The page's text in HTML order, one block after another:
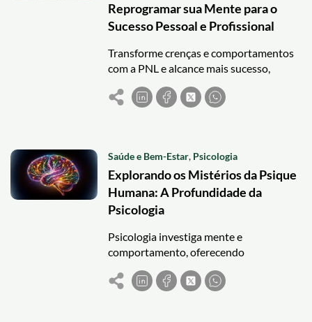
Reprogramar sua Mente para o
Sucesso Pessoal e Profissional
Transforme crenças e comportamentos
com a PNL e alcance mais sucesso,
confiança e clareza em sua vida pessoal e
profissional.
Saúde e Bem-Estar, Psicologia
Explorando os Mistérios da Psique
Humana: A Profundidade da
Psicologia
Psicologia investiga mente e
comportamento, oferecendo
autoconhecimento e bem-estar. Cursos
online gratuitos ampliam acesso a